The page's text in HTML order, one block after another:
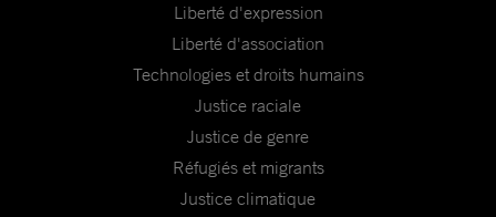
Liberté d'expression
Liberté d'association
Technologies et droits humains
Justice raciale
Justice de genre
Réfugiés et migrants
Justice climatique